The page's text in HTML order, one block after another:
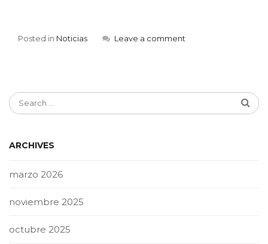
Posted in Noticias Leave a comment
ARCHIVES
marzo 2026
noviembre 2025
octubre 2025